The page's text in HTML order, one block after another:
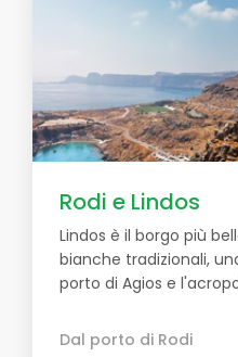
Rodi e Lindos
Lindos è il borgo più
bianche tradizionali,
porto di Agios e
Dal porto di Rodi